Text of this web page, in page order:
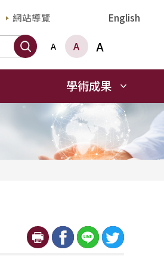
網站導覽 English
搜尋A A A
學術成果